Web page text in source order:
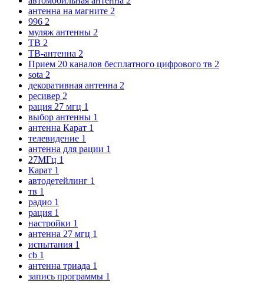
антенна на магните 2
996 2
муляж антенны 2
ТВ 2
ТВ-антенна 2
Прием 20 каналов бесплатного цифрового тв 2
sota 2
декоративная антенна 2
ресивер 2
рация 27 мгц 1
выбор антенны 1
антенна Карат 1
телевидение 1
антенна для рации 1
27МГц 1
Карат 1
автодетейлинг 1
тв 1
радио 1
рация 1
настройки 1
антенна 27 мгц 1
испытания 1
cb 1
антенна триада 1
запись программы 1